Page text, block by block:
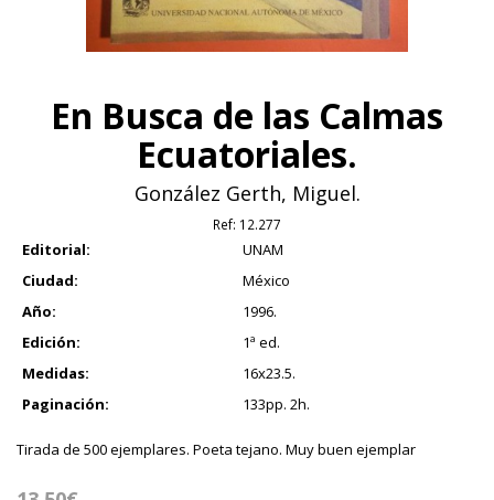
En Busca de las Calmas
Ecuatoriales.
González Gerth, Miguel.
Ref: 12.277
Editorial:
UNAM
Ciudad:
México
Año:
1996.
Edición:
1ª ed.
Medidas:
16x23.5.
Paginación:
133pp. 2h.
Tirada de 500 ejemplares. Poeta tejano. Muy buen ejemplar